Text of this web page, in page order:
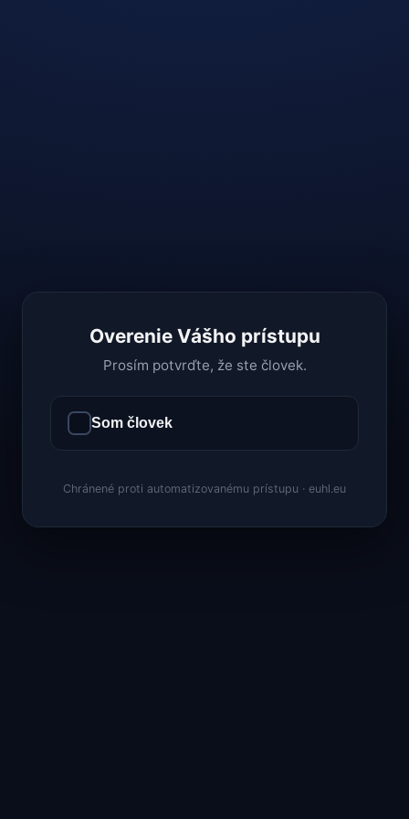
Overenie Vášho prístupu
Prosím potvrďte, že ste človek.
Som človek
Chránené proti automatizovanému prístupu · euhl.eu